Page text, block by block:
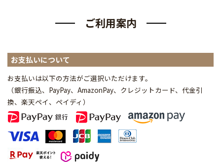
ご利用案内
お支払いについて
お支払いは以下の方法がご選択いただけます。
（銀行振込、PayPay、AmazonPay、クレジットカード、代金引
換、楽天ペイ、ペイディ ）